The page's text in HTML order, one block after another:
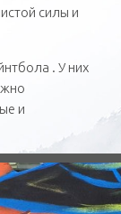
силы и
. У них
и